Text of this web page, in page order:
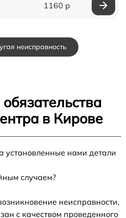
1160 р
неисправность
в Кирове
установленные нами детали
случаем?
неисправности,
с качеством проведенного